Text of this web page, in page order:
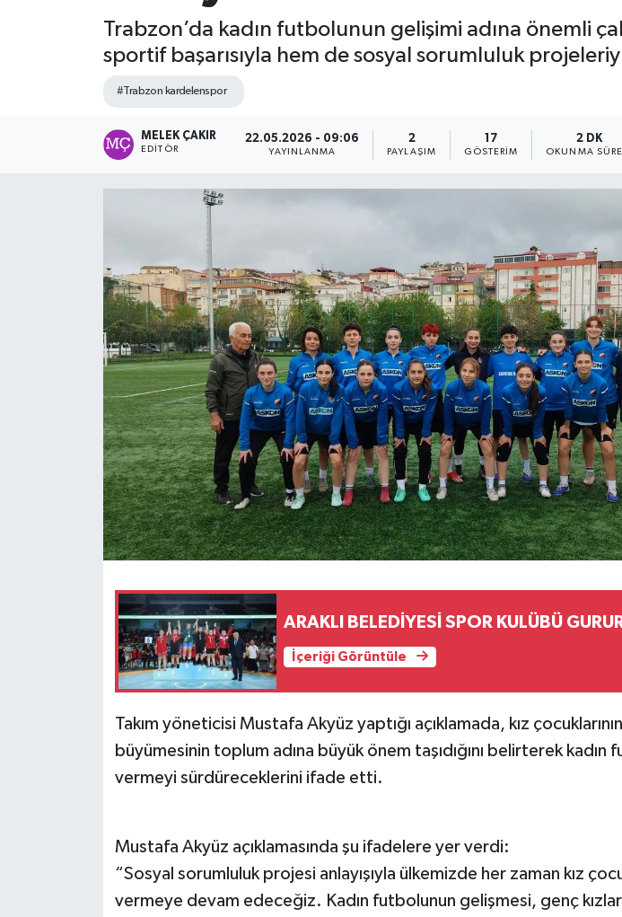
Trabzon’da kadın futbolunun gelişimi adına önemli
sportif başarısıyla hem de sosyal sorumluluk
#Trabzon kardelenspor
MELEK ÇAKIR
EDITÖR
22.05.2026 - 09:06
YAYINLANMA
2
PAYLAŞIM
17
GÖSTERIM
2 DK
OKUNMA
ARAKLI BELEDİYESİ SPOR KULÜBÜ
İçeriği Görüntüle
Takım yöneticisi Mustafa Akyüz yaptığı açıklamada, kız
büyümesinin toplum adına büyük önem taşıdığını belirterek
vermeyi sürdüreceklerini ifade etti.
Mustafa Akyüz açıklamasında şu ifadelere yer verdi:
“Sosyal sorumluluk projesi anlayışıyla ülkemizde her zaman kız
vermeye devam edeceğiz. Kadın futbolunun gelişmesi, genç